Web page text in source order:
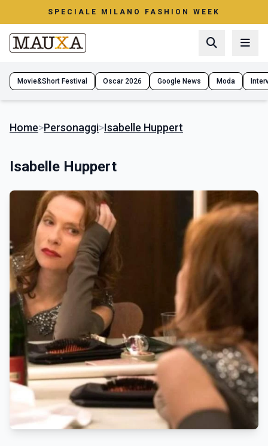
SPECIALE MILANO FASHION WEEK
Movie&Short Festival Oscar 2026 Google News Moda
Home>Personaggi>Isabelle Huppert
Isabelle Huppert